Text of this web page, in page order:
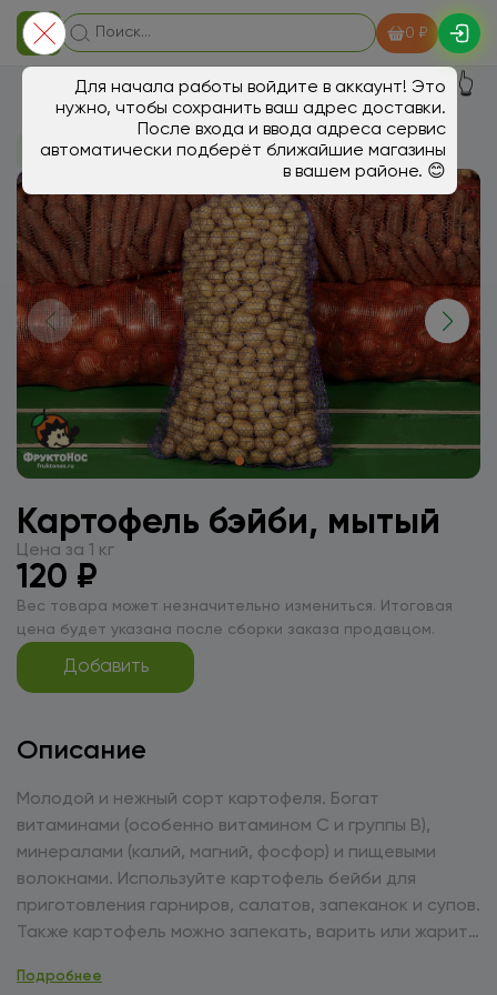
0 ₽
Для начала работы войдите в аккаунт! Это
нужно, чтобы сохранить ваш адрес доставки.
После входа и ввода адреса сервис
автоматически подберёт ближайшие магазины
в вашем районе. 😊
👆
В магазин Овощи, грибы
Картофель бэйби, мытый
Цена за 1 кг
120 ₽
Вес товара может незначительно измениться. Итоговая
цена будет указана после сборки заказа продавцом.
Добавить
Описание
Молодой и нежный сорт картофеля. Богат
витаминами (особенно витамином С и группы В),
минералами (калий, магний, фосфор) и пищевыми
волокнами. Используйте картофель бейби для
приготовления гарниров, салатов, запеканок и супов.
Также картофель можно запекать, варить или жарить
прохладном, сухом месте, в хорошо проветриваемом
Подробнее